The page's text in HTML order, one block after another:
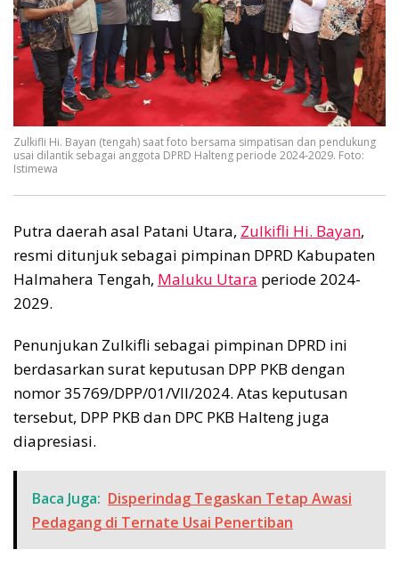
Zulkifli Hi. Bayan (tengah) saat foto bersama simpatisan dan pendukung
usai dilantik sebagai anggota DPRD Halteng periode 2024-2029. Foto:
Istimewa
Putra daerah asal Patani Utara, Zulkifli Hi. Bayan,
resmi ditunjuk sebagai pimpinan DPRD Kabupaten
Halmahera Tengah, Maluku Utara periode 2024-
2029.
Penunjukan Zulkifli sebagai pimpinan DPRD ini
berdasarkan surat keputusan DPP PKB dengan
nomor 35769/DPP/01/VII/2024. Atas keputusan
tersebut, DPP PKB dan DPC PKB Halteng juga
diapresiasi.
Baca Juga: Disperindag Tegaskan Tetap Awasi
Pedagang di Ternate Usai Penertiban